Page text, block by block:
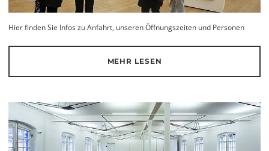
Hier finden Sie Infos zu Anfahrt, unseren Öffnungszeiten und Personen
MEHR LESEN